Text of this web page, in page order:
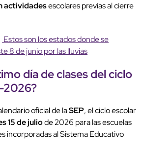
actividadesescolares previas al cierre
Estos son los estados donde se
8 de junio por las lluvias
día de clasesdelciclo
2026?
oficial de laSEP, el ciclo escolar
15 de juliode 2026 para las escuelas
incorporadas al Sistema Educativo